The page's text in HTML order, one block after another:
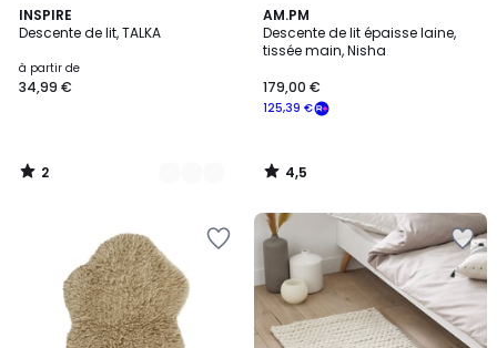
INSPIRE
Descente de lit, TALKA
à partir de
34,99 €
2
/
4
Couleurs
2
/
AM.PM
Descente de lit épaisse laine,
tissée main, Nisha
125,39 €
179,00 €
4,5
/ 5
4,5
/